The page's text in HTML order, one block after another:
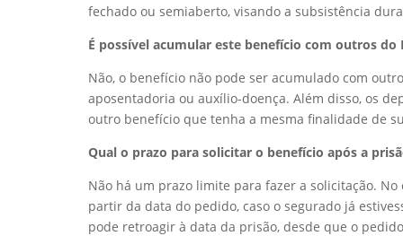
fechado ou semiaberto, visando a subsistência
É possível acumular este benefício com outros do
Não, o benefício não pode ser acumulado com
aposentadoria ou auxílio-doença. Além disso, os
outro benefício que tenha a mesma finalidade de
Qual o prazo para solicitar o benefício após a
Não há um prazo limite para fazer a solicitação.
partir da data do pedido, caso o segurado já
pode retroagir à data da prisão, desde que o